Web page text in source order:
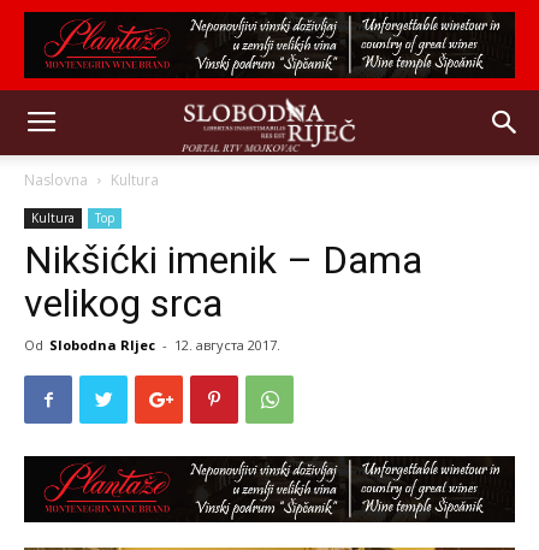
Naslovna Kultura
Kultura Top
Nikšićki imenik – Dama
velikog srca
Od Slobodna RIjec - 12. августа 2017.